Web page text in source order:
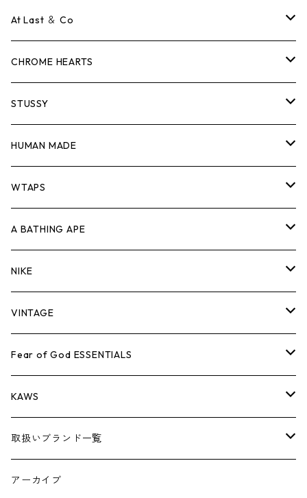
ロンTEE
スウェット/ニット
シャツ
ジャケット
パンツ
キャップ・ハット
バッグ
シューズ
小物
コラボレーション
×THE NORTH FACE
×COMME des GARCONS
シーズンアイテム
26SS
BOX LOGOアイテム
Tシャツ
ロンTEE
スウェット/ニット
シャツ
ジャケット
パンツ
キャップ・ハット
バッグ
シューズ
小物
At Last ＆ Co
Tシャツ
ロンTEE
スウェット/ニット
シャツ
ジャケット
パンツ
キャップ・ハット
バッグ
シューズ
小物
CHROME HEARTS
Tシャツ
ロンTEE
スウェット/ニット
シャツ
ジャケット
パンツ
キャップ・ハット
バッグ
シューズ
小物
STUSSY
Tシャツ
ロンTEE
スウェット/ニット
シャツ
ジャケット
パンツ
キャップ・ハット
バッグ
シューズ
HUMAN MADE
Tシャツ
ロンT
スウェット/ニット
シャツ
ジャケット
パンツ
キャップ
バッグ
WTAPS
Tシャツ
ロンTEE
スウェット/ニット
シャツ
ジャケット
パンツ
キャップ・ハット
A BATHING APE
Tシャツ
ロンTEE
スウェット/ニット
シャツ
ジャケット
パンツ
NIKE
シューズ
AIR JORDAN 1
AIR JORDAN 3
アパレル・小物
VINTAGE
Tシャツ
ロンTEE
スウェット/ニット
ジャケット
Fear of God ESSENTIALS
Tシャツ
ロンTEE
スウェット/ニット
KAWS
アパレル
小物
取扱いブランド一覧
A
アーカイブ